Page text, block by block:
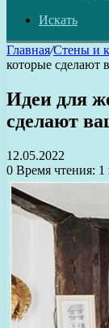
Искать
Главная/Стены и
которые сделают
Идеи для
сделают
12.05.2022
0 Время чтения: 1